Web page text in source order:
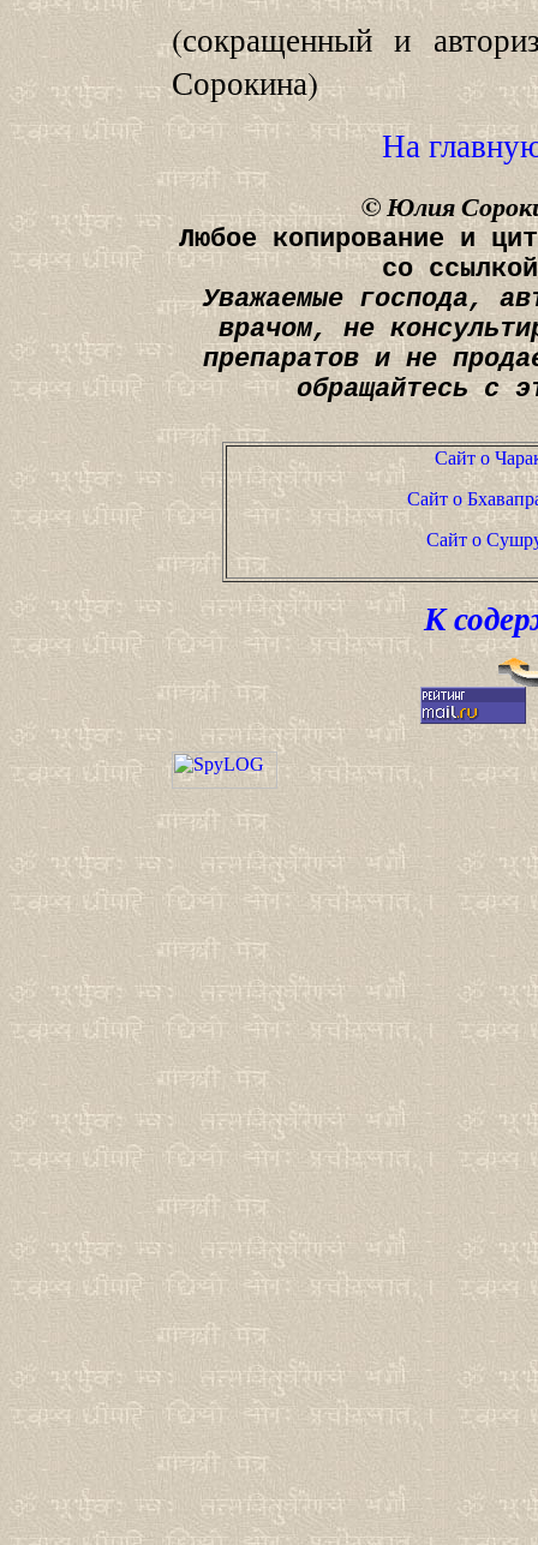
(сокращенный и
Сорокина)
На
©Юлия
Любое копирование и
со
Уважаемые господа,
врачом, не
препаратов и не
обращайтесь с
Сайт о
Сайт о
Сайт о
К